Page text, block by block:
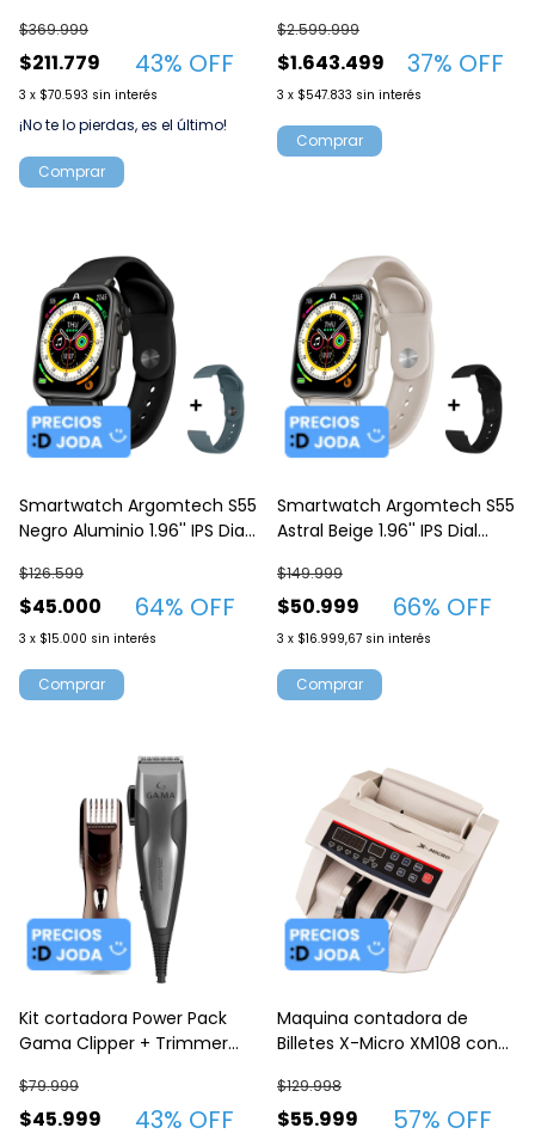
$211.779
$369.999
43% OFF
3 x $70.593 sin interés
¡No te lo pierdas, es el último!
$1.643.499
$2.599.999
37% OFF
3 x $547.833 sin interés
Smartwatch Argomtech S55
Negro Aluminio 1.96'' IPS Dial
IPS7
$45.000
$126.599
64% OFF
3 x $15.000 sin interés
Smartwatch Argomtech S55
Astral Beige 1.96'' IPS Dial
IPS7
$50.999
$149.999
66% OFF
3 x $16.999,67 sin interés
Kit cortadora Power Pack
Gama Clipper + Trimmer
$45.999
$79.999
43% OFF
Maquina contadora de
Billetes X-Micro XM108 con
$55.999
$129.998
57% OFF